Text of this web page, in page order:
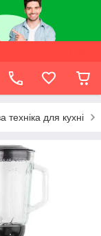
техніка для кухні